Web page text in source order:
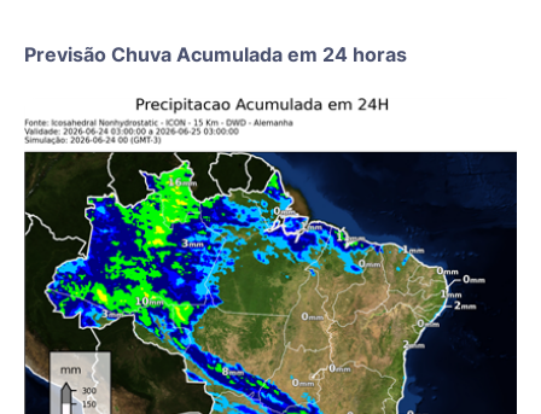
Previsão Chuva Acumulada em 24 horas